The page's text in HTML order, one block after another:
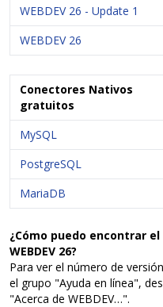
WEBDEV 26 - Update 1
WEBDEV 26
Conectores Nativos
gratuitos
MySQL
PostgreSQL
MariaDB
¿Cómo puedo encontrar
WEBDEV 26?
Para ver el número de
el grupo "Ayuda en línea",
"Acerca de WEBDEV…".